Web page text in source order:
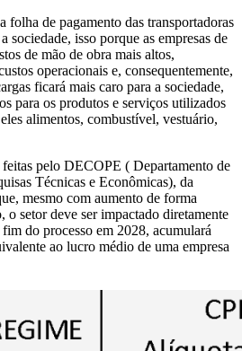
folha de pagamento das transportadoras
sociedade, isso porque as empresas de
de mão de obra mais altos,
operacionais e, consequentemente,
ficará mais caro para a sociedade,
para os produtos e serviços utilizados
alimentos, combustível, vestuário,
feitas pelo DECOPE ( Departamento de
Técnicas e Econômicas), da
mesmo com aumento de forma
o setor deve ser impactado diretamente
do processo em 2028, acumulará
ao lucro médio de uma empresa